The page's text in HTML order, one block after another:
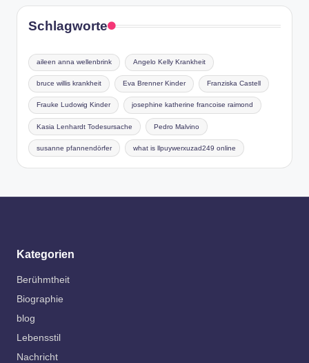
Schlagworte
aileen anna wellenbrink Angelo Kelly Krankheit
bruce willis krankheit Eva Brenner Kinder Franziska Castell
Frauke Ludowig Kinder josephine katherine francoise raimond
Kasia Lenhardt Todesursache Pedro Malvino
susanne pfannendörfer what is llpuywerxuzad249 online
Kategorien
Berühmtheit
Biographie
blog
Lebensstil
Nachricht